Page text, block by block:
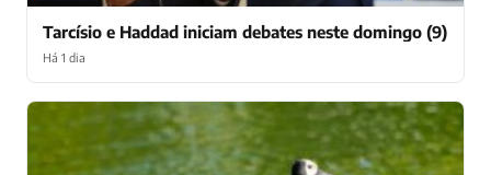
Tarcísio e Haddad iniciam debates neste domingo (9)
Há 1 dia